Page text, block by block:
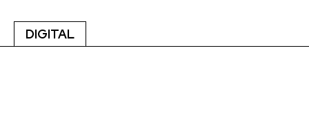
DIGITAL